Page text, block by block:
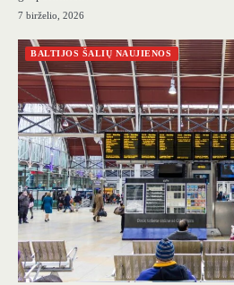
7 birželio, 2026
BALTIJOS ŠALIŲ NAUJIENOS